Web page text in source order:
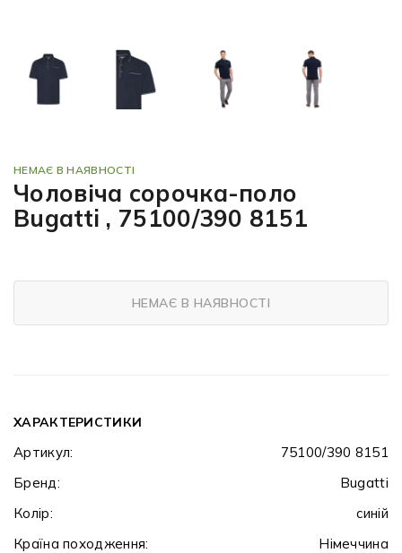
НЕМАЄ В НАЯВНОСТІ
Чоловіча сорочка-поло
Bugatti , 75100/390 8151
НЕМАЄ В НАЯВНОСТІ
ХАРАКТЕРИСТИКИ
Артикул:
75100/390 8151
Бренд:
Bugatti
Колір:
синій
Країна походження:
Німеччина